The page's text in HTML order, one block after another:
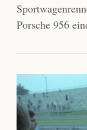
Porsche 956